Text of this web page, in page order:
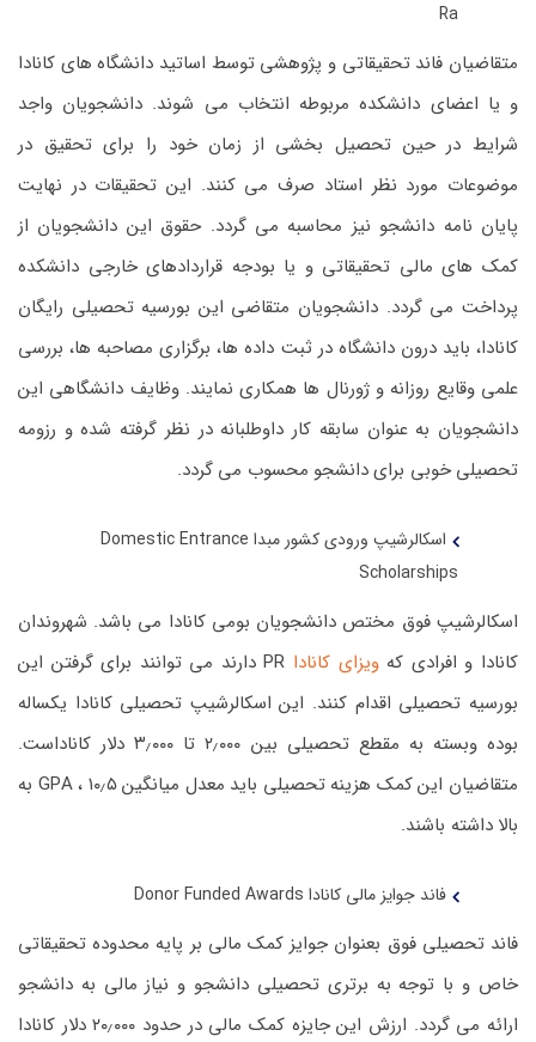
Ra
متقاضیان فاند تحقیقاتی و پژوهشی توسط اساتید دانشگاه های کانادا
و یا اعضای دانشکده مربوطه انتخاب می شوند. دانشجویان واجد
شرایط در حین تحصیل بخشی از زمان خود را برای تحقیق در
موضوعات مورد نظر استاد صرف می کنند. این تحقیقات در نهایت
پایان نامه دانشجو نیز محاسبه می گردد. حقوق این دانشجویان از
کمک های مالی تحقیقاتی و یا بودجه قراردادهای خارجی دانشکده
پرداخت می گردد. دانشجویان متقاضی این بورسیه تحصیلی رایگان
کانادا، باید درون دانشگاه در ثبت داده ها، برگزاری مصاحبه ها، بررسی
علمی وقایع روزانه و ژورنال ها همکاری نمایند. وظایف دانشگاهی این
دانشجویان به عنوان سابقه کار داوطلبانه در نظر گرفته شده و رزومه
تحصیلی خوبی برای دانشجو محسوب می گردد.
اسکالرشیپ ورودی کشور مبدا Domestic Entrance
Scholarships
اسکالرشیپ فوق مختص دانشجویان بومی کانادا می باشد. شهروندان
کانادا و افرادی کهویزای کانادا
PR دارند می توانند برای گرفتن این
بورسیه تحصیلی اقدام کنند. این اسکالرشیپ تحصیلی کانادا یکساله
بوده وبسته به مقطع تحصیلی بین ۲٫۰۰۰ تا ۳٫۰۰۰ دلار کاناداست.
متقاضیان این کمک هزینه تحصیلی باید معدل میانگین GPA ، ۱۰٫۵ به
بالا داشته باشند.
فاند جوایز مالی کانادا Donor Funded Awards
فاند تحصیلی فوق بعنوان جوایز کمک مالی بر پایه محدوده تحقیقاتی
خاص و با توجه به برتری تحصیلی دانشجو و نیاز مالی به دانشجو
ارائه می گردد. ارزش این جایزه کمک مالی در حدود ۲۰٫۰۰۰ دلار کانادا